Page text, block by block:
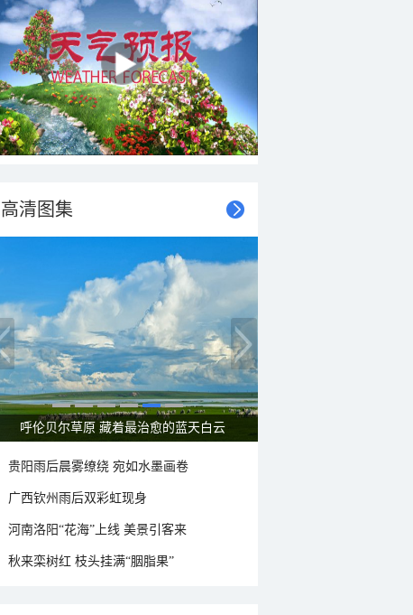
高清图集
呼伦贝尔草原 藏着最治愈的蓝天白云
贵阳雨后晨雾缭绕 宛如水墨画卷
广西钦州雨后双彩虹现身
河南洛阳“花海”上线 美景引客来
秋来栾树红 枝头挂满“胭脂果”